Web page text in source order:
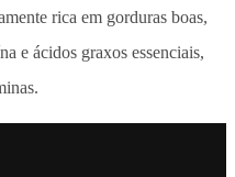
rica em gorduras boas,
e ácidos graxos essenciais,